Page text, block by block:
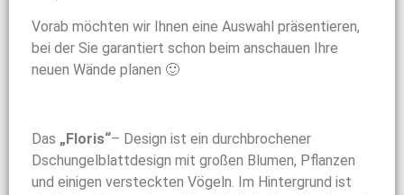
Vorab möchten wir Ihnen eine Auswahl präsentieren,
bei der Sie garantiert schon beim anschauen Ihre
neuen Wände planen 🙂
Das „Floris“– Design ist ein durchbrochener
Dschungelblattdesign mit großen Blumen, Pflanzen
und einigen versteckten Vögeln. Im Hintergrund ist